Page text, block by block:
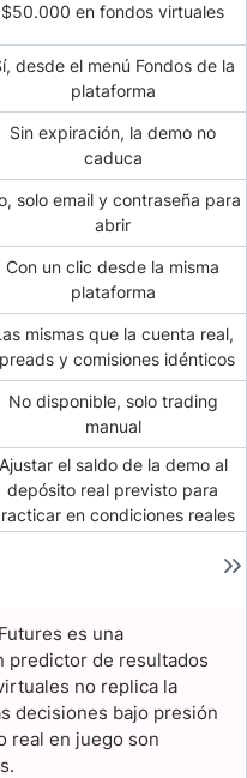
$50.000 en fondos virtuales
desde el menú Fondos de la
plataforma
Sin expiración, la demo no
caduca
solo email y contraseña para
abrir
Con un clic desde la misma
plataforma
mismas que la cuenta real,
y comisiones idénticos
No disponible, solo trading
manual
Ajustar el saldo de la demo al
depósito real previsto para
en condiciones reales
es una
predictor de resultados
no replica la
decisiones bajo presión
real en juego son